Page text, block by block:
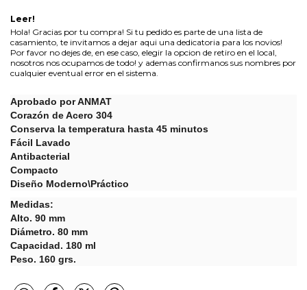
Leer!
Hola! Gracias por tu compra! Si tu pedido es parte de una lista de
casamiento, te invitamos a dejar aqui una dedicatoria para los novios!
Por favor no dejes de, en ese caso, elegir la opcion de retiro en el local,
nosotros nos ocupamos de todo! y ademas confirmanos sus nombres por
cualquier eventual error en el sistema.
Aprobado por ANMAT
Corazón de Acero 304
Conserva la temperatura hasta 45 minutos
Fácil Lavado
Antibacterial
Compacto
Diseño Moderno\Práctico
Medidas:
Alto. 90 mm
Diámetro. 80 mm
Capacidad. 180 ml
Peso. 160 grs.